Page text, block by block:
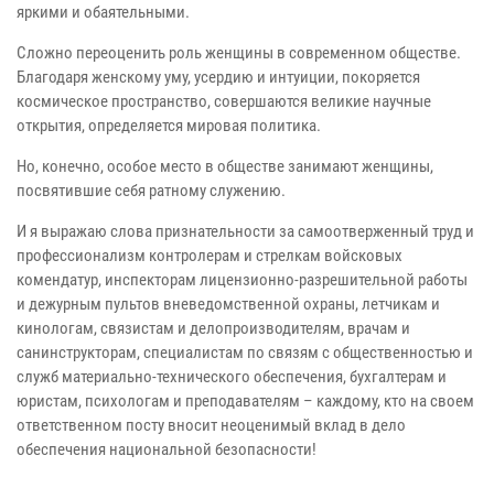
яркими и обаятельными.
Сложно переоценить роль женщины в современном обществе.
Благодаря женскому уму, усердию и интуиции, покоряется
космическое пространство, совершаются великие научные
открытия, определяется мировая политика.
Но, конечно, особое место в обществе занимают женщины,
посвятившие себя ратному служению.
И я выражаю слова признательности за самоотверженный труд и
профессионализм контролерам и стрелкам войсковых
комендатур, инспекторам лицензионно-разрешительной работы
и дежурным пультов вневедомственной охраны, летчикам и
кинологам, связистам и делопроизводителям, врачам и
санинструкторам, специалистам по связям с общественностью и
служб материально-технического обеспечения, бухгалтерам и
юристам, психологам и преподавателям – каждому, кто на своем
ответственном посту вносит неоценимый вклад в дело
обеспечения национальной безопасности!